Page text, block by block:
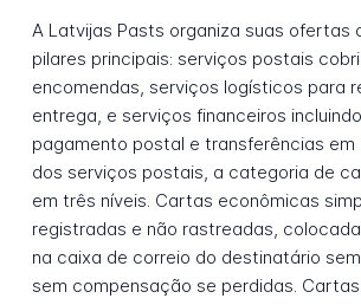
A Latvijas Pasts organiza suas ofertas
pilares principais: serviços postais
encomendas, serviços logísticos para
entrega, e serviços financeiros
pagamento postal e transferências em
dos serviços postais, a categoria de
em três níveis. Cartas econômicas
registradas e não rastreadas,
na caixa de correio do destinatário
sem compensação se perdidas.